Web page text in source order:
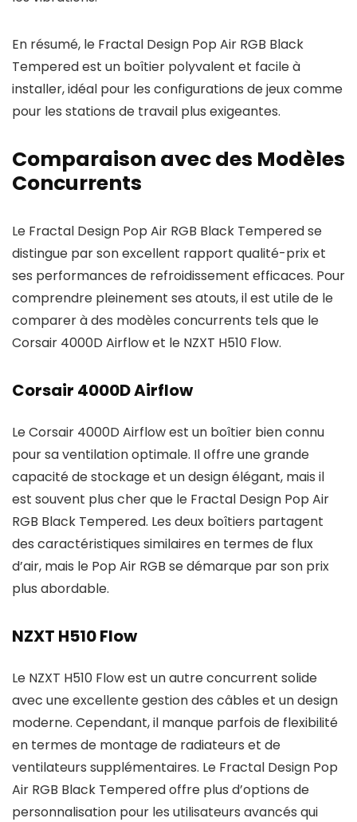
En résumé, le Fractal Design Pop Air RGB Black
Tempered est un boîtier polyvalent et facile à
installer, idéal pour les configurations de jeux comme
pour les stations de travail plus exigeantes.
Comparaison avec des Modèles
Concurrents
Le Fractal Design Pop Air RGB Black Tempered se
distingue par son excellent rapport qualité-prix et
ses performances de refroidissement efficaces. Pour
comprendre pleinement ses atouts, il est utile de le
comparer à des modèles concurrents tels que le
Corsair 4000D Airflow et le NZXT H510 Flow.
Corsair 4000D Airflow
Le Corsair 4000D Airflow est un boîtier bien connu
pour sa ventilation optimale. Il offre une grande
capacité de stockage et un design élégant, mais il
est souvent plus cher que le Fractal Design Pop Air
RGB Black Tempered. Les deux boîtiers partagent
des caractéristiques similaires en termes de flux
d’air, mais le Pop Air RGB se démarque par son prix
plus abordable.
NZXT H510 Flow
Le NZXT H510 Flow est un autre concurrent solide
avec une excellente gestion des câbles et un design
moderne. Cependant, il manque parfois de flexibilité
en termes de montage de radiateurs et de
ventilateurs supplémentaires. Le Fractal Design Pop
Air RGB Black Tempered offre plus d’options de
personnalisation pour les utilisateurs avancés qui